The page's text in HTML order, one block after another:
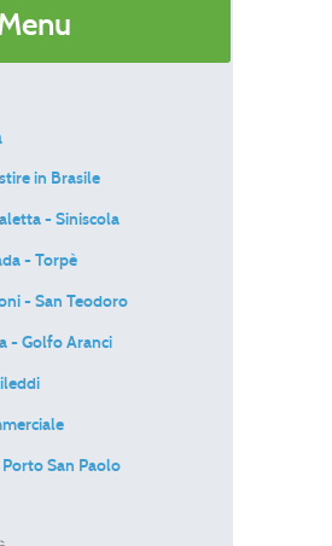
in Brasile
- Siniscola
- Torpè
- San Teodoro
- Golfo Aranci
San Paolo